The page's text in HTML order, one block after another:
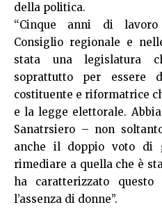
della politica.
“Cinque anni di
Consiglio regionale e
stata una legislatura
soprattutto per essere
costituente e riformatrice
e la legge elettorale.
Sanatrsiero – non
anche il doppio voto di
rimediare a quella che è
ha caratterizzato
l’assenza di donne”.